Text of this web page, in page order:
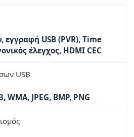
εγγραφή USB (PVR), Time
έλεγχος, HDMI CEC
USB
WMA, JPEG, BMP, PNG